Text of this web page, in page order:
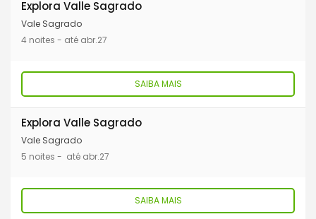
Explora Valle Sagrado
Vale Sagrado
4 noites - até abr.27
SAIBA MAIS
Explora Valle Sagrado
Vale Sagrado
5 noites - até abr.27
SAIBA MAIS